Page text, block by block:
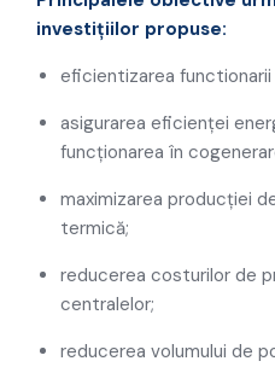
investiţiilor propuse:
eficientizarea
asigurarea eficienței
funcționarea în
maximizarea producției
termică;
reducerea costurilor de
centralelor;
reducerea volumului de